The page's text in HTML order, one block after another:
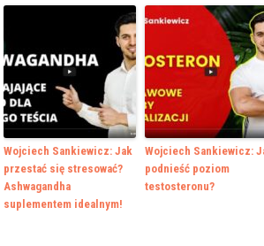
Wojciech Sankiewicz: Jak
przestać się stresować?
Ashwagandha
suplementem idealnym!
Wojciech Sankiewicz:
podnieść poziom
testosteronu?